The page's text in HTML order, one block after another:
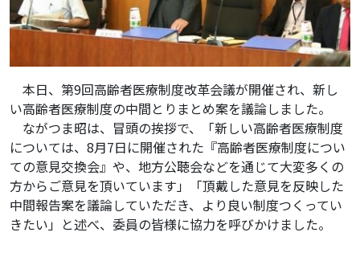
本日、第9回高齢者医療制度改革会議が開催され、新し
い高齢者医療制度の中間とりまとめ案を議論しました。
ながつま昭は、冒頭の挨拶で、「新しい高齢者医療制度
については、8月7日に開催された『高齢者医療制度につい
ての意見交換会』や、地方公聴会などを通じて大変多くの
方からご意見を頂いています」「頂戴した意見を反映した
中間報告案を議論していただき、より良い制度つくってい
きたい」と述べ、委員の皆様に協力を呼びかけました。